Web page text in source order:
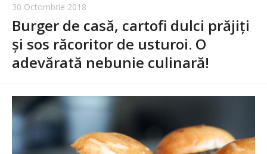
30 Octombrie 2018
Burger de casă, cartofi dulci prăjiți
și sos răcoritor de usturoi. O
adevărată nebunie culinară!